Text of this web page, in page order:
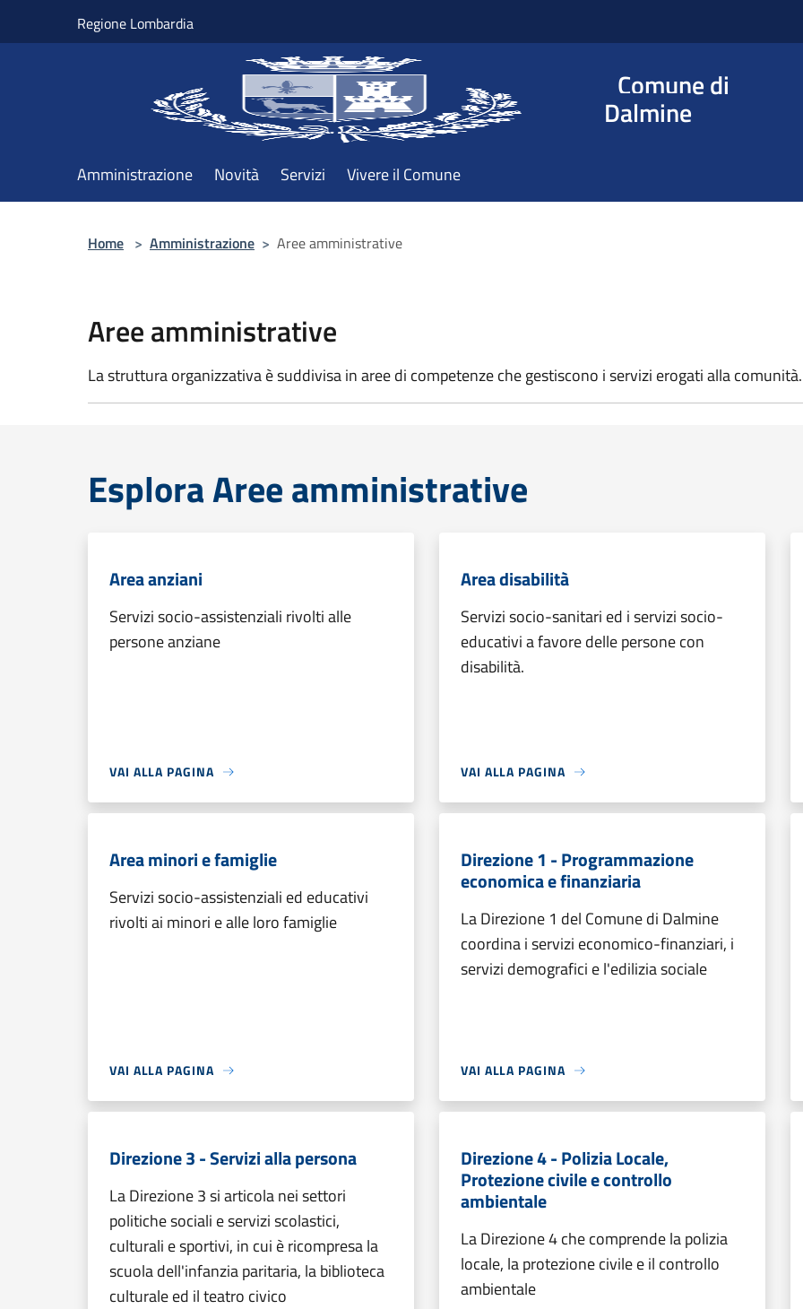
Regione Lombardia
Comune di
Dalmine
Amministrazione Novità Servizi Vivere il Comune
Home > Amministrazione > Aree amministrative
Aree amministrative
La struttura organizzativa è suddivisa in aree di competenze che gestiscono i servizi erogati alla comunità.
Esplora Aree amministrative
Area anziani
Servizi socio-assistenziali rivolti alle
persone anziane
VAI ALLA PAGINA
Area disabilità
Servizi socio-sanitari ed i servizi socio-
educativi a favore delle persone con
disabilità.
VAI ALLA PAGINA
Area minori e famiglie
Servizi socio-assistenziali ed educativi
rivolti ai minori e alle loro famiglie
VAI ALLA PAGINA
Direzione 1 - Programmazione
economica e finanziaria
La Direzione 1 del Comune di Dalmine
coordina i servizi economico-finanziari, i
servizi demografici e l'edilizia sociale
VAI ALLA PAGINA
Direzione 3 - Servizi alla persona
La Direzione 3 si articola nei settori
politiche sociali e servizi scolastici,
culturali e sportivi, in cui è ricompresa la
scuola dell'infanzia paritaria, la biblioteca
culturale ed il teatro civico
Direzione 4 - Polizia Locale,
Protezione civile e controllo
ambientale
La Direzione 4 che comprende la polizia
locale, la protezione civile e il controllo
ambientale